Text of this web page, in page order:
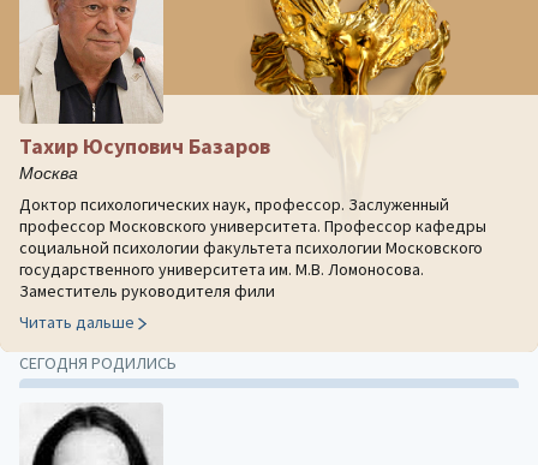
Тахир Юсупович Базаров
Москва
Доктор психологических наук, профессор. Заслуженный
профессор Московского университета. Профессор кафедры
социальной психологии факультета психологии Московского
государственного университета им. М.В. Ломоносова.
Заместитель руководителя фили
Читать дальше
СЕГОДНЯ РОДИЛИСЬ